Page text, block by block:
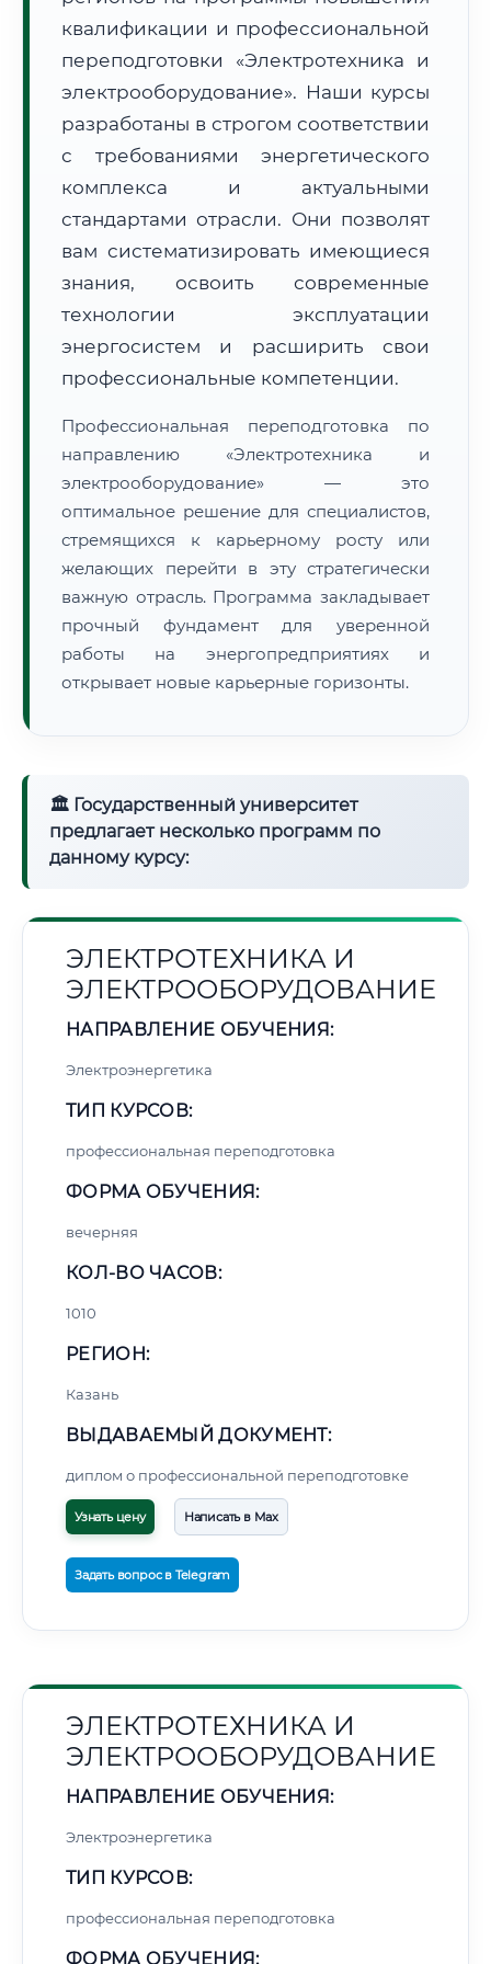
Расчет логистики оригиналов:
• Маршрут транзита:
• Экспресс-доставка СДЭК / Почтой:
3–5 рабочих дней
🔍Нажмите на документ для увеличения и просмотра
квалификации и профессиональной
переподготовки «Электротехника и
электрооборудование». Наши курсы
разработаны в строгом соответствии
с требованиями энергетического
комплекса и актуальными
стандартами отрасли. Они позволят
вам систематизировать имеющиеся
знания, освоить современные
технологии эксплуатации
энергосистем и расширить свои
профессиональные компетенции.
Профессиональная переподготовка по
направлению «Электротехника и
электрооборудование» — это
оптимальное решение для специалистов,
стремящихся к карьерному росту или
желающих перейти в эту стратегически
важную отрасль. Программа закладывает
прочный фундамент для уверенной
работы на энергопредприятиях и
открывает новые карьерные горизонты.
🏛 Государственный университет
предлагает несколько программ по
данному курсу:
ЭЛЕКТРОТЕХНИКА И
ЭЛЕКТРООБОРУДОВАНИЕ
НАПРАВЛЕНИЕ ОБУЧЕНИЯ:
Электроэнергетика
ТИП КУРСОВ:
профессиональная переподготовка
ФОРМА ОБУЧЕНИЯ:
вечерняя
КОЛ-ВО ЧАСОВ:
1010
РЕГИОН:
Казань
ВЫДАВАЕМЫЙ ДОКУМЕНТ:
диплом о профессиональной переподготовке
Узнать цену Написать в Max
Задать вопрос в Telegram
ЭЛЕКТРОТЕХНИКА И
ЭЛЕКТРООБОРУДОВАНИЕ
НАПРАВЛЕНИЕ ОБУЧЕНИЯ:
Электроэнергетика
ТИП КУРСОВ:
профессиональная переподготовка
ФОРМА ОБУЧЕНИЯ: